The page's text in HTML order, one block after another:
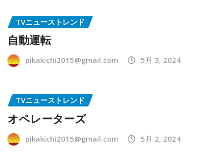
TVニューストレンド
自動運転
pikakichi2015@gmail.com 5月 3, 2024
TVニューストレンド
オペレーターズ
pikakichi2015@gmail.com 5月 2, 2024